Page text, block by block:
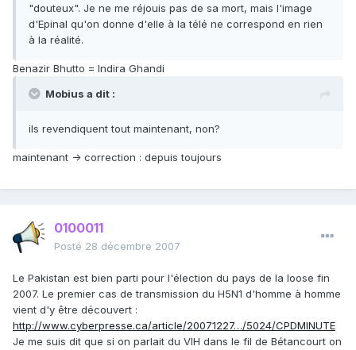
"douteux". Je ne me réjouis pas de sa mort, mais l'image
d'Epinal qu'on donne d'elle à la télé ne correspond en rien
à la réalité.
Benazir Bhutto = Indira Ghandi
Mobius a dit :
ils revendiquent tout maintenant, non?
maintenant -> correction : depuis toujours
0100011
Posté 28 décembre 2007
Le Pakistan est bien parti pour l'élection du pays de la loose fin
2007. Le premier cas de transmission du H5N1 d'homme à homme
vient d'y être découvert :
http://www.cyberpresse.ca/article/20071227…/5024/CPDMINUTE
Je me suis dit que si on parlait du VIH dans le fil de Bétancourt on